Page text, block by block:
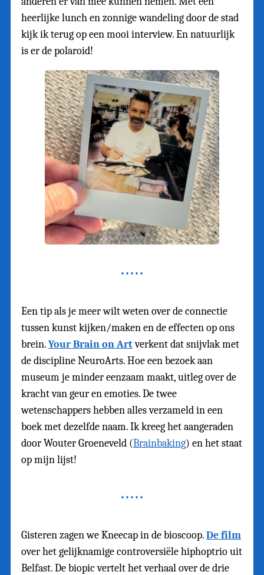
heerlijke lunch en zonnige wandeling door de stad
kijk ik terug op een mooi interview. En natuurlijk
is er de polaroid!
Een tip als je meer wilt weten over de connectie
tussen kunst kijken/maken en de effecten op ons
brein.Your Brain on Artverkent dat snijvlak met
de discipline NeuroArts. Hoe een bezoek aan
museum je minder eenzaam maakt, uitleg over de
kracht van geur en emoties. De twee
wetenschappers hebben alles verzameld in een
boek met dezelfde naam. Ik kreeg het aangeraden
door Wouter Groeneveld (Brainbaking) en het staat
op mijn lijst!
Gisteren zagen we Kneecap in de bioscoop.De film
over het gelijknamige controversiële hiphoptrio uit
Belfast. De biopic vertelt het verhaal over de drie